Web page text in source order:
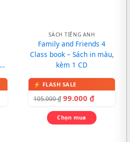
SÁCH TIẾNG ANH
Family and Friends 4
Class book – Sách in màu,
kèm 1 CD
105.000₫ 99.000 ₫
Chọn mua